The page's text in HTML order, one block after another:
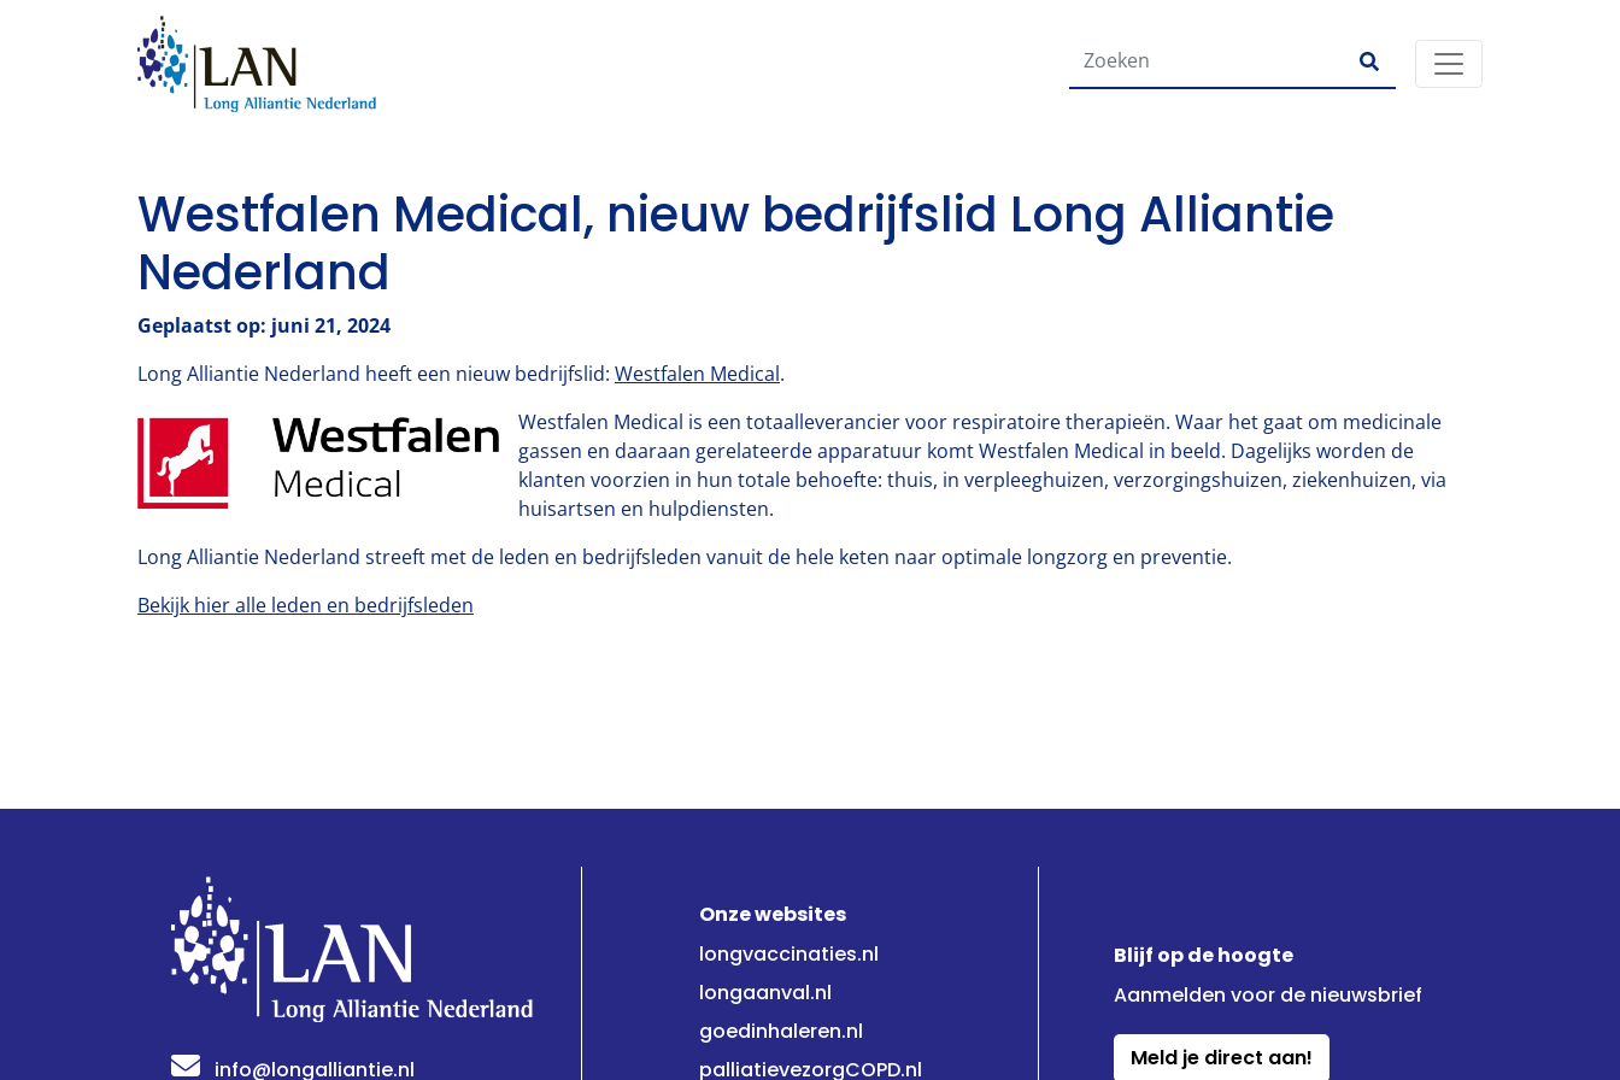
Westfalen Medical, nieuw bedrijfslid Long Alliantie
Nederland
Geplaatst op: juni 21, 2024
Long Alliantie Nederland heeft een nieuw bedrijfslid: Westfalen Medical.
Westfalen Medical is een totaalleverancier voor respiratoire therapieën. Waar het gaat om medicinale
gassen en daaraan gerelateerde apparatuur komt Westfalen Medical in beeld. Dagelijks worden de
klanten voorzien in hun totale behoefte: thuis, in verpleeghuizen, verzorgingshuizen, ziekenhuizen, via
huisartsen en hulpdiensten.
Long Alliantie Nederland streeft met de leden en bedrijfsleden vanuit de hele keten naar optimale longzorg en preventie.
Bekijk hier alle leden en bedrijfsleden
info@longalliantie.nl
Onze websites
longvaccinaties.nl
longaanval.nl
goedinhaleren.nl
palliatievezorgCOPD.nl
Blijf op de hoogte
Aanmelden voor de nieuwsbrief
Meld je direct aan!